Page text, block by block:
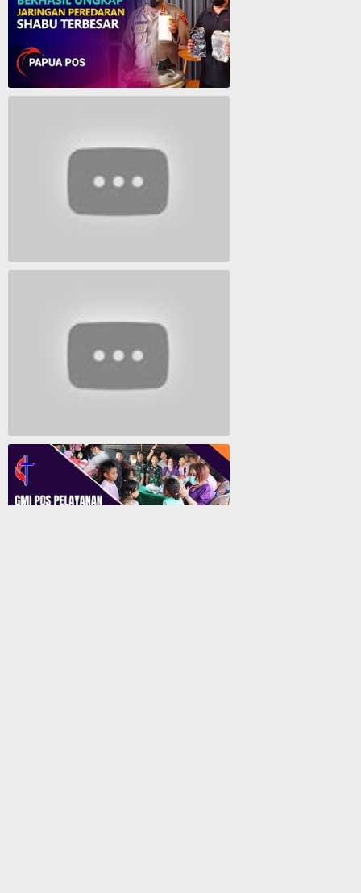
Polresta Jayapura Berhasil ungkap jaringan peredaran shabu terbesar
Lagu Timur yang Paling 2022
Lagu Rohani Tanpa Iklan - Lagu Pujian dan Penyembahan Paskah 2022